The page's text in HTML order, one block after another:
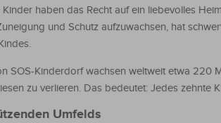
haben das Recht auf ein liebevolles
und Schutz aufzuwachsen, hat
SOS-Kinderdorf wachsen weltweit etwa 220
zu verlieren. Das bedeutet: Jedes zehnte
Umfelds